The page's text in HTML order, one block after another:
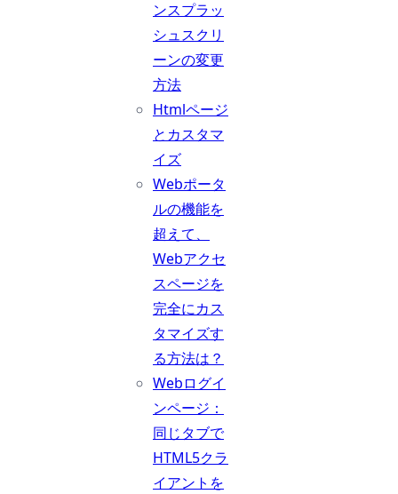
ンスプラッ
シュスクリ
ーンの変更
方法
Htmlページ
とカスタマ
イズ
Webポータ
ルの機能を
超えて、
Webアクセ
スページを
完全にカス
タマイズす
る方法は？
Webログイ
ンページ：
同じタブで
HTML5クラ
イアントを